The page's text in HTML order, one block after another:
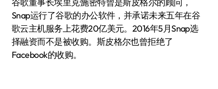
Snap运行了谷歌的办公软件，并承诺未来五年在谷
歌云主机服务上花费20亿美元。2016年5月Snap选
择融资而不是被收购。斯皮格尔也曾拒绝了
Facebook的收购。